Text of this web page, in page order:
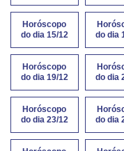
Horóscopo
do dia 15/12
do dia
Horóscopo
do dia 19/12
do dia
Horóscopo
do dia 23/12
do dia